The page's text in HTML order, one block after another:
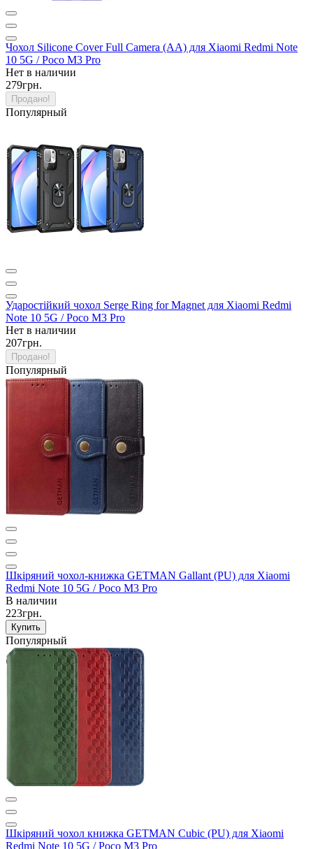
Чохол Silicone Cover Full Camera (AA) для Xiaomi Redmi Note
10 5G / Poco M3 Pro
Нет в наличии
279грн.
Продано!
Популярный
Ударостійкий чохол Serge Ring for Magnet для Xiaomi Redmi
Note 10 5G / Poco M3 Pro
Нет в наличии
207грн.
Продано!
Популярный
Шкіряний чохол-книжка GETMAN Gallant (PU) для Xiaomi
Redmi Note 10 5G / Poco M3 Pro
В наличии
223грн.
Купить
Популярный
Шкіряний чохол книжка GETMAN Cubic (PU) для Xiaomi
Redmi Note 10 5G / Poco M3 Pro